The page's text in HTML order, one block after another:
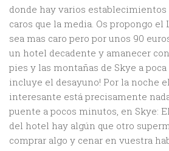
donde hay varios establecimientos
caros que la media. Os propongo
sea mas caro pero por unos 90
un hotel decadente y amanecer
pies y las montañas de Skye a poca
incluye el desayuno! Por la noche
interesante está precisamente
puente a pocos minutos, en Skye:
del hotel hay algún que otro
comprar algo y cenar en vuestra